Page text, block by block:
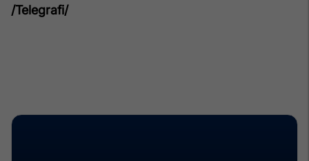
/Telegrafi/